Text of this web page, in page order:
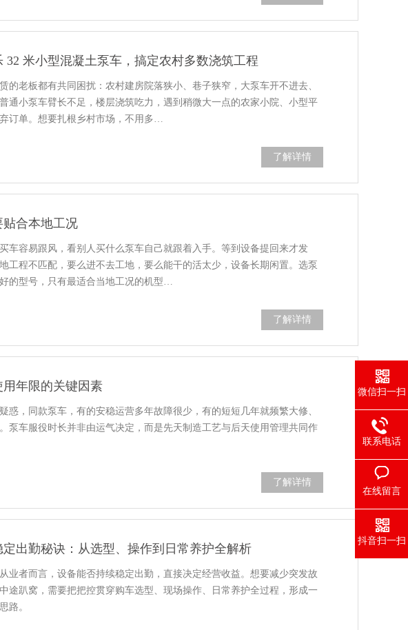
32 米小型混凝土泵车，搞定农村多数浇筑工程
的老板都有共同困扰：农村建房院落狭小、巷子狭窄，大泵车开不进去、
通小泵车臂长不足，楼层浇筑吃力，遇到稍微大一点的农家小院、小型平
订单。想要扎根乡村市场，不用多…
了解详情
合本地工况
车容易跟风，看别人买什么泵车自己就跟着入手。等到设备提回来才发
工程不匹配，要么进不去工地，要么能干的活太少，设备长期闲置。选泵
的型号，只有最适合当地工况的机型…
了解详情
年限的关键因素
惑，同款泵车，有的安稳运营多年故障很少，有的短短几年就频繁大修、
泵车服役时长并非由运气决定，而是先天制造工艺与后天使用管理共同作
了解详情
出勤秘诀：从选型、操作到日常养护全解析
业者而言，设备能否持续稳定出勤，直接决定经营收益。想要减少突发故
途趴窝，需要把把控贯穿购车选型、现场操作、日常养护全过程，形成一
路。
微信扫一扫
联系电话
在线留言
抖音扫一扫